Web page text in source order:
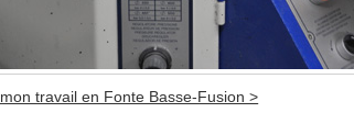
travail en Fonte Basse-Fusion >